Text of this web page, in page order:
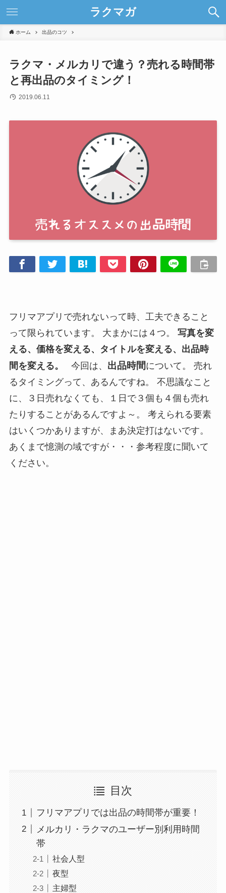
ラクマガ
ホーム 出品のコツ
ラクマ・メルカリで違う？売れる時間帯
と再出品のタイミング！
2019.06.11
フリマアプリで売れないって時、工夫できること
って限られています。 大まかには４つ。 写真を変
える、価格を変える、タイトルを変える、出品時
間を変える。
今回は、 出品時間について。 売れ
るタイミングって、あるんですね。 不思議なこと
に、３日売れなくても、１日で３個も４個も売れ
たりすることがあるんですよ～。 考えられる要素
はいくつかありますが、まあ決定打はないです。
あくまで憶測の域ですが・・・参考程度に聞いて
ください。
目次
フリマアプリでは出品の時間帯が重要！
メルカリ・ラクマのユーザー別利用時間
帯
社会人型
夜型
主婦型